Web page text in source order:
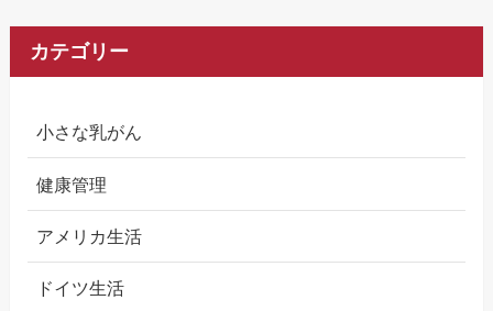
カテゴリー
小さな乳がん
健康管理
アメリカ生活
ドイツ生活